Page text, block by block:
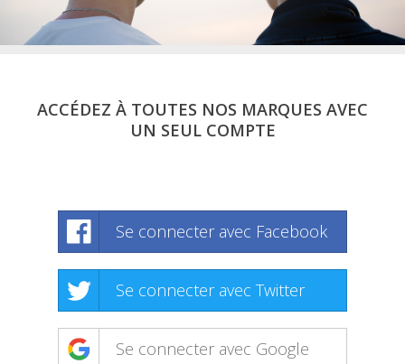
ACCÉDEZ À TOUTES NOS MARQUES AVEC
UN SEUL COMPTE
Se connecter avec Facebook
Se connecter avec Twitter
Se connecter avec Google